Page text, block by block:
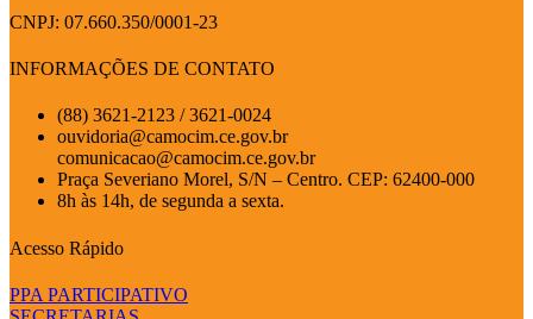
CNPJ: 07.660.350/0001-23
INFORMAÇÕES DE CONTATO
(88) 3621-2123 / 3621-0024
ouvidoria@camocim.ce.gov.br
comunicacao@camocim.ce.gov.br
Praça Severiano Morel, S/N – Centro. CEP: 62400-000
8h às 14h, de segunda a sexta.
Acesso Rápido
PPA PARTICIPATIVO